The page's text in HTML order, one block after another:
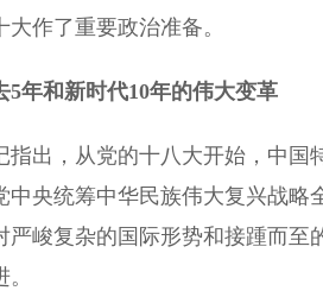
作了重要政治准备。
5年和新时代10年的伟大变革
，从党的十八大开始，中国
中央统筹中华民族伟大复兴战
严峻复杂的国际形势和接踵而